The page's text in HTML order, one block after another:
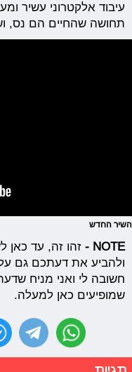
עיבוד אלקטרוני עשיר
תחושה שהחיים הם נס,
השיר החדש
NOTE -
זהו זה, עד כאן
ולהביע את דעתכם גם
חשובה לי ואני מניח
שמופיעים כאן למעלה.